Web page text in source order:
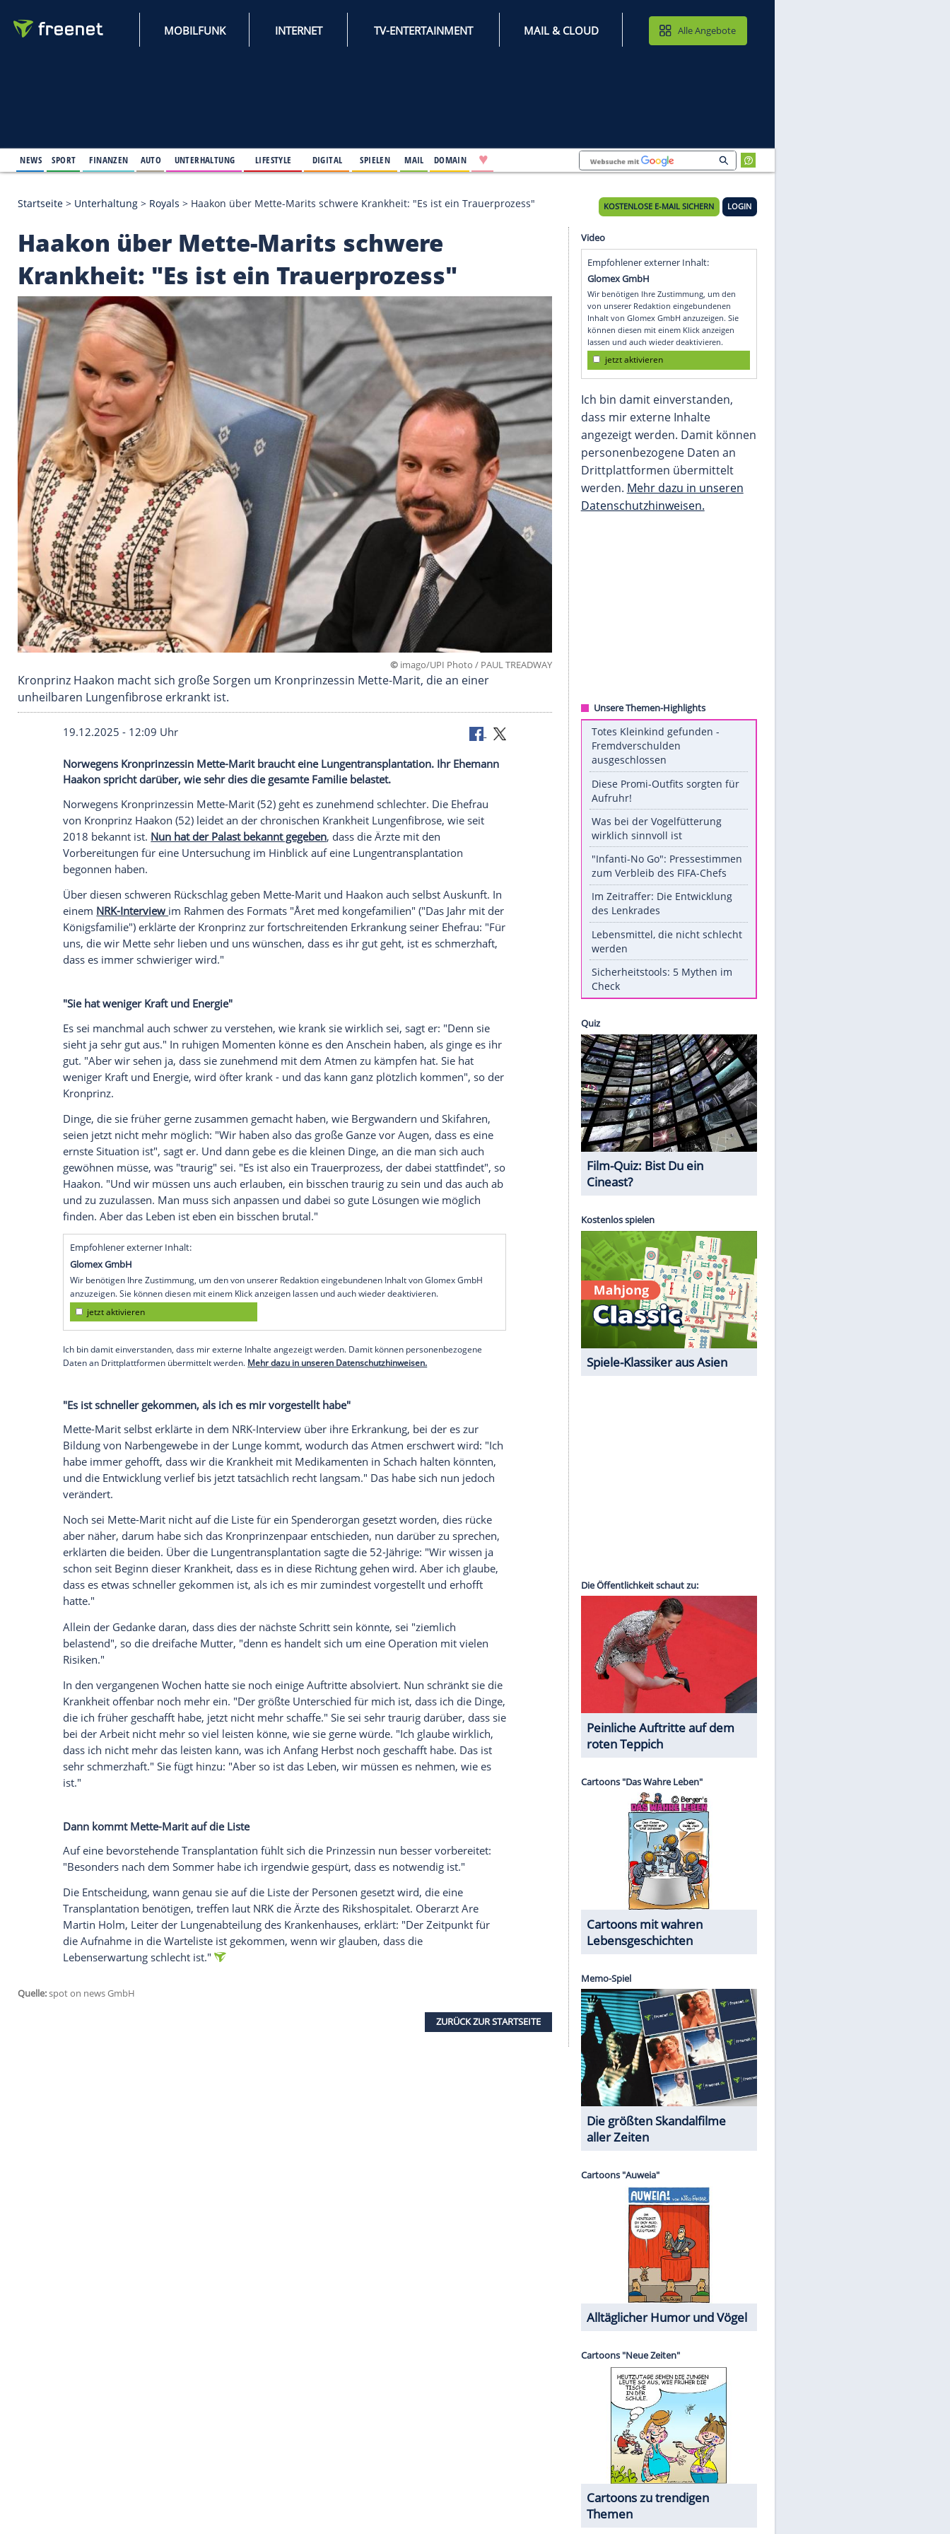
MOBILFUNK INTERNET TV-ENTERTAINMENT MAIL & CLOUD
KOSTENLOSE E-MAIL SICHERN
Startseite >Unterhaltung > Royals > Haakon über Mette-Marits schwere Krankheit: "Es ist ein Trauerprozess"
Haakon über Mette-Marits schwere
Krankheit: "Es ist ein Trauerprozess"
©imago/UPI Photo / PAUL TREADWAY
Kronprinz Haakon macht sich große Sorgen um Kronprinzessin Mette-Marit, die an einer
unheilbaren Lungenfibrose erkrankt ist.
19.12.2025 - 12:09 Uhr
Norwegens Kronprinzessin Mette-Marit braucht eine Lungentransplantation. Ihr Ehemann
Haakon spricht darüber, wie sehr dies die gesamte Familie belastet.
Norwegens Kronprinzessin Mette-Marit (52) geht es zunehmend schlechter. Die Ehefrau
von Kronprinz Haakon (52) leidet an der chronischen Krankheit Lungenfibrose, wie seit
2018 bekannt ist.Nun hat der Palast bekannt gegeben
Vorbereitungen für eine Untersuchung im Hinblick auf eine Lungentransplantation
begonnen haben.
Über diesen schweren Rückschlag geben Mette-Marit und Haakon auch selbst Auskunft. In
einem
im Rahmen des Formats "Året med kongefamilien" ("Das Jahr mit der
Königsfamilie") erklärte der Kronprinz zur fortschreitenden Erkrankung seiner Ehefrau: "Für
uns, die wir Mette sehr lieben und uns wünschen, dass es ihr gut geht, ist es schmerzhaft,
dass es immer schwieriger wird."
"Sie hat weniger Kraft und Energie"
Es sei manchmal auch schwer zu verstehen, wie krank sie wirklich sei, sagt er: "Denn sie
sieht ja sehr gut aus." In ruhigen Momenten könne es den Anschein haben, als ginge es ihr
gut. "Aber wir sehen ja, dass sie zunehmend mit dem Atmen zu kämpfen hat. Sie hat
weniger Kraft und Energie, wird öfter krank - und das kann ganz plötzlich kommen", so der
Kronprinz.
Dinge, die sie früher gerne zusammen gemacht haben, wie Bergwandern und Skifahren,
seien jetzt nicht mehr möglich: "Wir haben also das große Ganze vor Augen, dass es eine
ernste Situation ist", sagt er. Und dann gebe es die kleinen Dinge, an die man sich auch
gewöhnen müsse, was "traurig" sei. "Es ist also ein Trauerprozess, der dabei stattfindet", so
Haakon. "Und wir müssen uns auch erlauben, ein bisschen traurig zu sein und das auch ab
und zu zuzulassen. Man muss sich anpassen und dabei so gute Lösungen wie möglich
finden. Aber das Leben ist eben ein bisschen brutal."
Empfohlener externer Inhalt:
Glomex GmbH
Wir benötigen Ihre Zustimmung, um den von unserer Redaktion eingebundenen Inhalt von Glomex GmbH
anzuzeigen. Sie können diesen mit einem Klick anzeigen lassen und auch wieder deaktivieren.
jetzt aktivieren
Ich bin damit einverstanden, dass mir externe Inhalte angezeigt werden. Damit können personenbezogene
Daten an Drittplattformen übermittelt werden.Mehr dazu in unseren Datenschutzhinweisen.
"Es ist schneller gekommen, als ich es mir vorgestellt habe"
Mette-Marit selbst erklärte in dem NRK-Interview über ihre Erkrankung, bei der es zur
Bildung von Narbengewebe in der Lunge kommt, wodurch das Atmen erschwert wird: "Ich
habe immer gehofft, dass wir die Krankheit mit Medikamenten in Schach halten könnten,
und die Entwicklung verlief bis jetzt tatsächlich recht langsam." Das habe sich nun jedoch
Noch sei Mette-Marit nicht auf die Liste für ein Spenderorgan gesetzt worden, dies rücke
aber näher, darum habe sich das Kronprinzenpaar entschieden, nun darüber zu sprechen,
erklärten die beiden. Über die Lungentransplantation sagte die 52-Jährige: "Wir wissen ja
schon seit Beginn dieser Krankheit, dass es in diese Richtung gehen wird. Aber ich glaube,
dass es etwas schneller gekommen ist, als ich es mir zumindest vorgestellt und erhofft
hatte."
Allein der Gedanke daran, dass dies der nächste Schritt sein könnte, sei "ziemlich
belastend", so die dreifache Mutter, "denn es handelt sich um eine Operation mit vielen
Risiken."
In den vergangenen Wochen hatte sie noch einige Auftritte absolviert. Nun schränkt sie die
Krankheit offenbar noch mehr ein. "Der größte Unterschied für mich ist, dass ich die Dinge,
die ich früher geschafft habe, jetzt nicht mehr schaffe." Sie sei sehr traurig darüber, dass sie
bei der Arbeit nicht mehr so viel leisten könne, wie sie gerne würde. "Ich glaube wirklich,
dass ich nicht mehr das leisten kann, was ich Anfang Herbst noch geschafft habe. Das ist
sehr schmerzhaft." Sie fügt hinzu: "Aber so ist das Leben, wir müssen es nehmen, wie es
Martin Holm, Leiter der Lungenabteilung des Krankenhauses, erklärt: "Der Zeitpunkt für
ZURÜCK ZUR STARTSEITE
Empfohlener externer Inhalt:
Glomex GmbH
Wir benötigen Ihre Zustimmung, um den
von unserer Redaktion eingebundenen
Inhalt von Glomex GmbH anzuzeigen. Sie
können diesen mit einem Klick anzeigen
jetzt aktivieren
Ich bin damit einverstanden,
dass mir externe Inhalte
Unsere Themen-Highlights
Totes Kleinkind gefunden -
Fremdverschulden
Aufruhr!
"Infanti-No Go": Pressestimmen
zum Verbleib des FIFA-Chefs
Im Zeitraffer: Die Entwicklung
des Lenkrades
Lebensmittel, die nicht schlecht
werden
Quiz
Spiele-Klassiker aus Asien
Die Öffentlichkeit schaut zu:
Peinliche Auftritte auf dem
roten Teppich
Cartoons mit wahren
Lebensgeschichten
Memo-Spiel